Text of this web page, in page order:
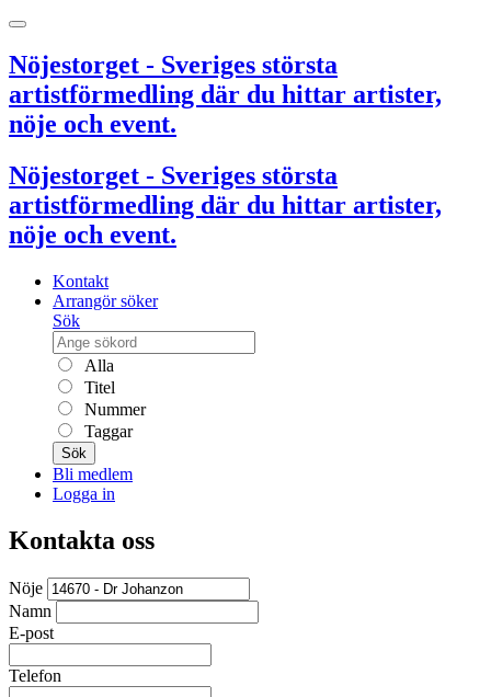
Nöjestorget - Sveriges största
artistförmedling där du hittar artister,
nöje och event.
Nöjestorget - Sveriges största
artistförmedling där du hittar artister,
nöje och event.
Kontakt
Arrangör söker
Sök
Alla
Titel
Nummer
Taggar
Sök
Bli medlem
Logga in
Kontakta oss
Nöje
Namn
E-post
Telefon